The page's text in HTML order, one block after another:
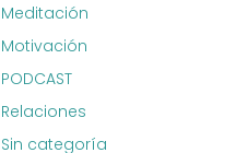
Meditación
Motivación
PODCAST
Relaciones
Sin categoría